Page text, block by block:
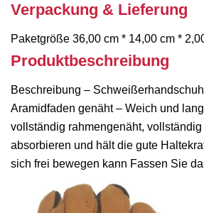
Verpackung & Lieferung
Paketgröße 36,00 cm * 14,00 cm *
Produktbeschreibung
Beschreibung –
Aramidfaden genäht – Weich und
vollständig rahmengenäht,
absorbieren und hält die gute
sich frei bewegen kann Fassen Sie